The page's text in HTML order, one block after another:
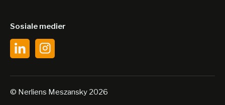
Sosiale medier
© Nerliens Meszansky 2026